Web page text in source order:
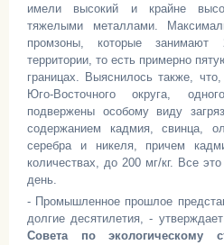
имели высокий и крайне
тяжелыми металлами.
промзоны, которые
территории, то есть примерно
границах. Выяснилось также,
Юго-Восточного округа,
подвержены особому виду
содержанием кадмия, свинца,
серебра и никеля, причем
количествах, до 200 мг/кг. Все
день.
- Промышленное прошлое
долгие десятилетия, - утверждает
Совета по экологическому